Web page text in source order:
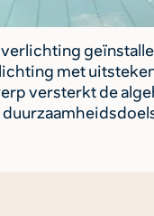
verlichting
met
versterkt de